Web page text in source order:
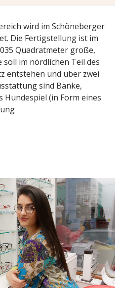
wird im Schöneberger
Die Fertigstellung ist im
Quadratmeter große,
im nördlichen Teil des
entstehen und über zwei
sind Bänke,
Hundespiel (in Form eines